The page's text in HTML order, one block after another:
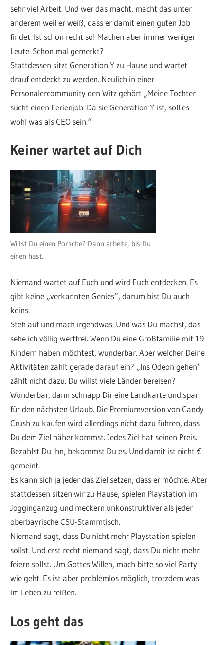
sehr viel Arbeit. Und wer das macht, macht das unter
anderem weil er weiß, dass er damit einen guten Job
findet. Ist schon recht so! Machen aber immer weniger
Leute. Schon mal gemerkt?
Stattdessen sitzt Generation Y zu Hause und wartet
drauf entdeckt zu werden. Neulich in einer
Personalercommunity den Witz gehört „Meine Tochter
sucht einen Ferienjob. Da sie Generation Y ist, soll es
wohl was als CEO sein.“
Keiner wartet auf Dich
Willst Du einen Porsche? Dann arbeite, bis Du
einen hast.
Niemand wartet auf Euch und wird Euch entdecken. Es
gibt keine „verkannten Genies“, darum bist Du auch
keins.
Steh auf und mach irgendwas. Und was Du machst, das
sehe ich völlig wertfrei. Wenn Du eine Großfamilie mit 19
Kindern haben möchtest, wunderbar. Aber welcher Deine
Aktivitäten zahlt gerade darauf ein? „Ins Odeon gehen“
zählt nicht dazu. Du willst viele Länder bereisen?
Wunderbar, dann schnapp Dir eine Landkarte und spar
für den nächsten Urlaub. Die Premiumversion von Candy
Crush zu kaufen wird allerdings nicht dazu führen, dass
Du dem Ziel näher kommst. Jedes Ziel hat seinen Preis.
Bezahlst Du ihn, bekommst Du es. Und damit ist nicht €
gemeint.
Es kann sich ja jeder das Ziel setzen, dass er möchte. Aber
stattdessen sitzen wir zu Hause, spielen Playstation im
Jogginganzug und meckern unkonstruktiver als jeder
oberbayrische CSU-Stammtisch.
Niemand sagt, dass Du nicht mehr Playstation spielen
sollst. Und erst recht niemand sagt, dass Du nicht mehr
feiern sollst. Um Gottes Willen, mach bitte so viel Party
wie geht. Es ist aber problemlos möglich, trotzdem was
im Leben zu reißen.
Los geht das